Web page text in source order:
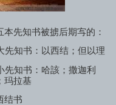
本先知书被掳后期㝍的：
先知书：以西结；但以理
先知书：哈該；撒迦利
玛拉基
结书